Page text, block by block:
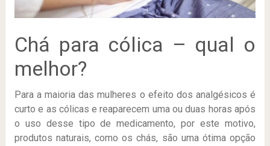
Chá para cólica – qual o
melhor?
Para a maioria das mulheres o efeito dos analgésicos é
curto e as cólicas e reaparecem uma ou duas horas após
o uso desse tipo de medicamento, por este motivo,
produtos naturais, como os chás, são uma ótima opção